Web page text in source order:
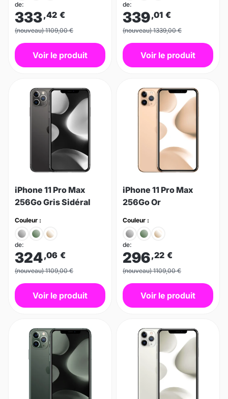
de:
333,42 €
(nouveau) 1109,00 €
Voir le produit
de:
339,01 €
(nouveau) 1339,00 €
Voir le produit
iPhone 11 Pro Max
256Go Gris Sidéral
Couleur :
de:
324,06 €
(nouveau) 1109,00 €
Voir le produit
iPhone 11 Pro Max
256Go Or
Couleur :
de:
296,22 €
(nouveau) 1109,00 €
Voir le produit